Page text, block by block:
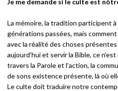
Je me demande si le culte est
La mémoire, la tradition participent à
générations passées, mais
avec la réalité des choses
aujourd’hui et servir la Bible, ce
travers la Parole et l’action, la
de sons existence présente, là où
Le culte doit traduire notre